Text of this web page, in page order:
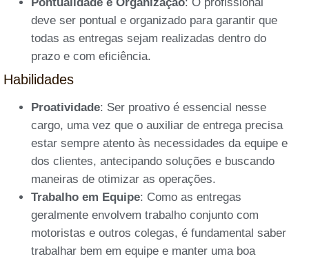
deve ser pontual e organizado para garantir que
todas as entregas sejam realizadas dentro do
prazo e com eficiência.
Habilidades
Proatividade: Ser proativo é essencial nesse
cargo, uma vez que o auxiliar de entrega precisa
estar sempre atento às necessidades da equipe e
dos clientes, antecipando soluções e buscando
maneiras de otimizar as operações.
Trabalho em Equipe: Como as entregas
geralmente envolvem trabalho conjunto com
motoristas e outros colegas, é fundamental saber
trabalhar bem em equipe e manter uma boa